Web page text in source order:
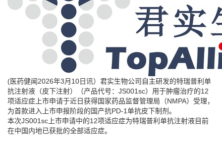
(医药健闻2026年3月10日讯）君实生物公司自主研发的特瑞普利单
抗注射液（皮下注射）（产品代号：JS001sc）用于肿瘤治疗的12
项适应症上市申请于近日获得国家药品监督管理局（NMPA）受理，
为首款进入上市申报阶段的国产抗PD-1单抗皮下制剂。
本次JS001sc上市申请中的12项适应症为特瑞普利单抗注射液目前
在中国内地已获批的全部适应症。